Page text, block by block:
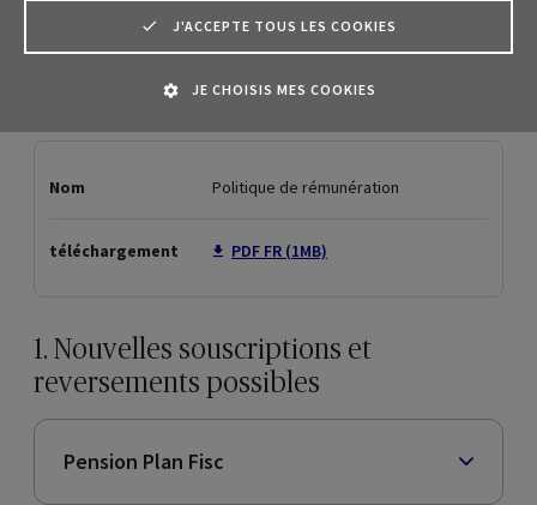
Clauses de sanctions internationales en assistance Personnes
Assurance maladie
J'ACCEPTE TOUS LES COOKIES
JE CHOISIS MES COOKIES